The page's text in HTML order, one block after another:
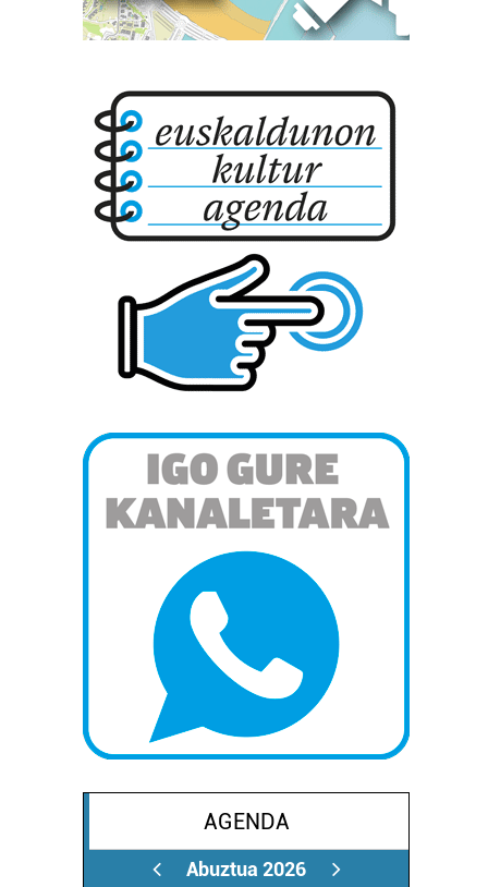
AGENDA
Abuztua 2026